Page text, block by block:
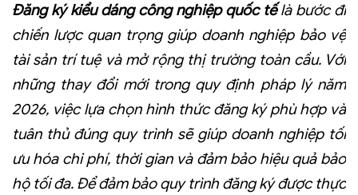
Đăng ký kiểu dáng công nghiệp quốc tếlà bước đi
chiến lược quan trọng giúp doanh nghiệp bảo vệ
tài sản trí tuệ và mở rộng thị trường toàn cầu. Với
những thay đổi mới trong quy định pháp lý năm
2026, việc lựa chọn hình thức đăng ký phù hợp và
tuân thủ đúng quy trình sẽ giúp doanh nghiệp tối
ưu hóa chi phí, thời gian và đảm bảo hiệu quả bảo
hộ tối đa. Để đảm bảo quy trình đăng ký được thực